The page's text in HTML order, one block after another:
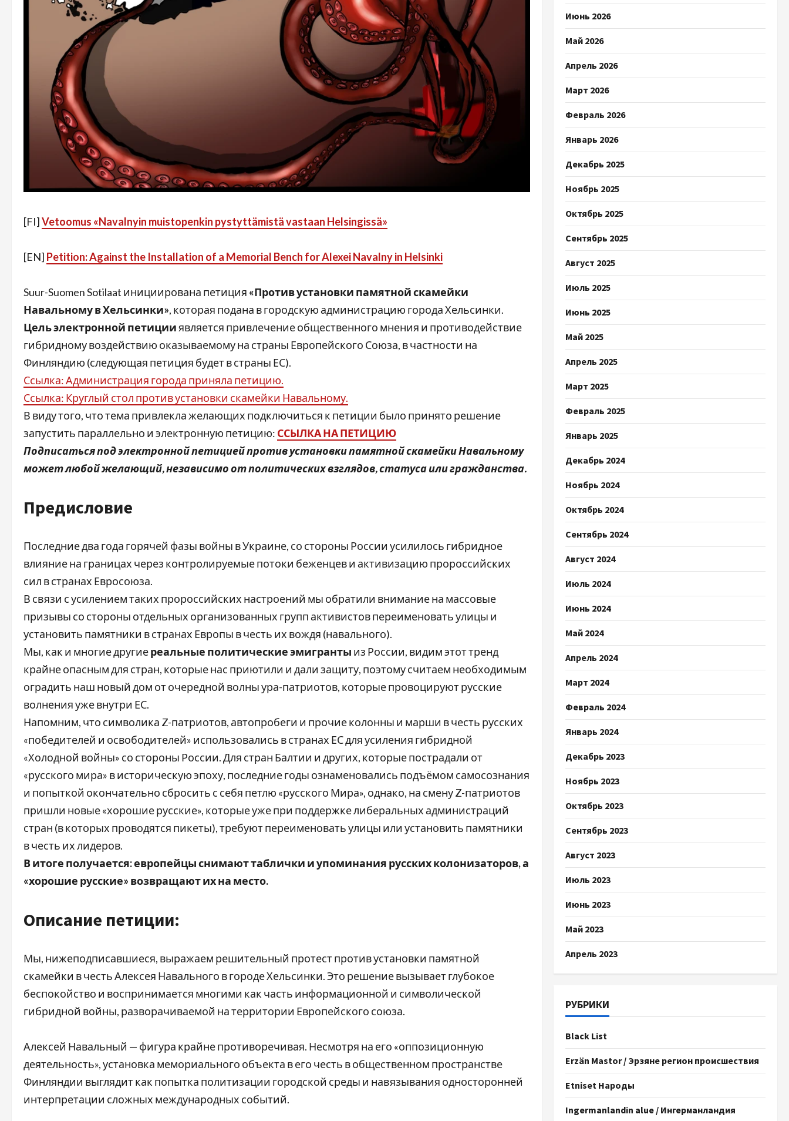
[FI]Vetoomus «Navalnyin muistopenkin pystyttämistä vastaan Helsingissä»
[EN] Petition: Against the Installation of a Memorial Bench for Alexei Navalny in Helsinki
Suur-Suomen Sotilaat инициирована петиция «Против установки памятной скамейки
Навальному в Хельсинки», которая подана в городскую администрацию города Хельсинки.
Цельэлектронной петицииявляется привлечение общественного мнения и противодействие
гибридному воздействию оказываемому на страны Европейского Союза, в частности на
Финляндию (следующая петиция будет в страны ЕС).
Ссылка: Администрация города приняла петицию.
Ссылка: Круглый стол против установки скамейки Навальному.
В виду того, что тема привлекла желающих подключиться к петиции было принято решение
запустить параллельно и электронную петицию: ССЫЛКА НА ПЕТИЦИЮ
Подписаться под электронной петицией против установки памятной скамейки Навальному
может любой желающий, независимо от политических взглядов, статуса или гражданства.
Предисловие
Последние два года горячей фазы войны в Украине, со стороны России усилилось гибридное
влияние на границах через контролируемые потоки беженцев и активизацию пророссийских
сил в странах Евросоюза.
В связи с усилением таких пророссийских настроений мы обратили внимание на массовые
призывы со стороны отдельных организованных групп активистов переименовать улицы и
установить памятники в странах Европы в честь их вождя (навального).
Мы, как и многие другиереальные политические эмигранты из России, видим этот тренд
крайне опасным для стран, которые нас приютили и дали защиту, поэтому считаем необходимым
оградить наш новый дом от очередной волны ура-патриотов, которые провоцируют русские
волнения уже внутри ЕС.
Напомним, что символика Z-патриотов, автопробеги и прочие колонны и марши в честь русских
«победителей и освободителей» использовались в странах ЕС для усиления гибридной
«Холодной войны» со стороны России. Для стран Балтии и других, которые пострадали от
«русского мира» в историческую эпоху, последние годы ознаменовались подъёмом самосознания
и попыткой окончательно сбросить с себя петлю «русского Мира», однако, на смену Z-патриотов
пришли новые «хорошие русские», которые уже при поддержке либеральных администраций
стран (в которых проводятся пикеты), требуют переименовать улицы или установить памятники
в честь их лидеров.
В итоге получается: европейцы снимают таблички и упоминания русских колонизаторов, а
«хорошие русские» возвращают их на место.
Описание петиции:
Мы, нижеподписавшиеся, выражаем решительный протест против установки памятной
скамейки в честь Алексея Навального в городе Хельсинки. Это решение вызывает глубокое
беспокойство и воспринимается многими как часть информационной и символической
гибридной войны, разворачиваемой на территории Европейского союза.
Алексей Навальный — фигура крайне противоречивая. Несмотря на его «оппозиционную
деятельность», установка мемориального объекта в его честь в общественном пространстве
Финляндии выглядит как попытка политизации городской среды и навязывания односторонней
интерпретации сложных международных событий.
Июнь 2026
Май 2026
Апрель 2026
Март 2026
Февраль 2026
Январь 2026
Декабрь 2025
Ноябрь 2025
Октябрь 2025
Сентябрь 2025
Август 2025
Июль 2025
Июнь 2025
Май 2025
Апрель 2025
Март 2025
Февраль 2025
Январь 2025
Декабрь 2024
Ноябрь 2024
Октябрь 2024
Сентябрь 2024
Август 2024
Июль 2024
Июнь 2024
Май 2024
Апрель 2024
Март 2024
Февраль 2024
Январь 2024
Декабрь 2023
Ноябрь 2023
Октябрь 2023
Сентябрь 2023
Август 2023
Июль 2023
Июнь 2023
Май 2023
Апрель 2023
РУБРИКИ
Black List
Erzän Mastor / Эрзяне регион происшествия
Etniset Народы
Ingermanlandin alue / Ингерманландия